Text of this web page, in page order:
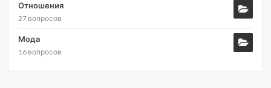
Отношения
27 вопросов
Мода
16 вопросов